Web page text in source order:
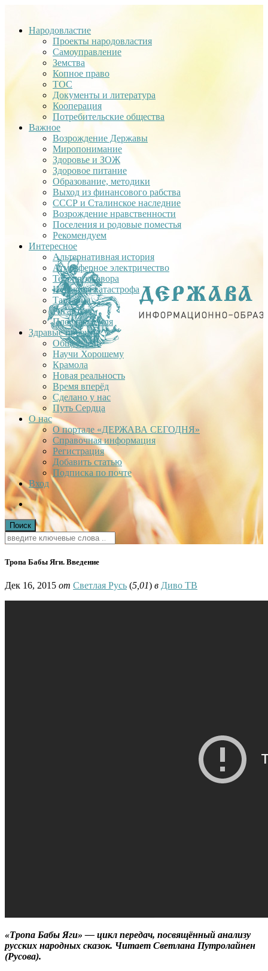
Народовластие
Проекты народовластия
Самоуправление
Земства
Копное право
ТОС
Документы и литература
Кооперация
Потребительские общества
Важное
Возрождение Державы
Миропонимание
Здоровье и ЗОЖ
Здоровое питание
Образование, методики
Выход из финансового рабства
СССР и Сталинское наследние
Возрождение нравственности
Поселения и родовые поместья
Рекомендуем
Интересное
Альтернативная история
Атмосферное электричество
Теория заговора
Недавняя катастрофа
Тартария
Гиганты
Плоская Земля
Здравые проекты
Общее дело
Научи Хорошему
Крамола
Новая реальность
Время вперёд
Сделано у нас
Путь Сердца
О нас
О портале «ДЕРЖАВА СЕГОДНЯ»
Справочная информация
Регистрация
Добавить статью
Подписка по почте
Вход
Тропа Бабы Яги. Введение
Дек 16, 2015 от Светлая Русь (5,01) в Диво ТВ
«Тропа Бабы Яги» — цикл передач, посвящённый анализу
русских народных сказок. Читает Светлана Путролайнен
(Русова).